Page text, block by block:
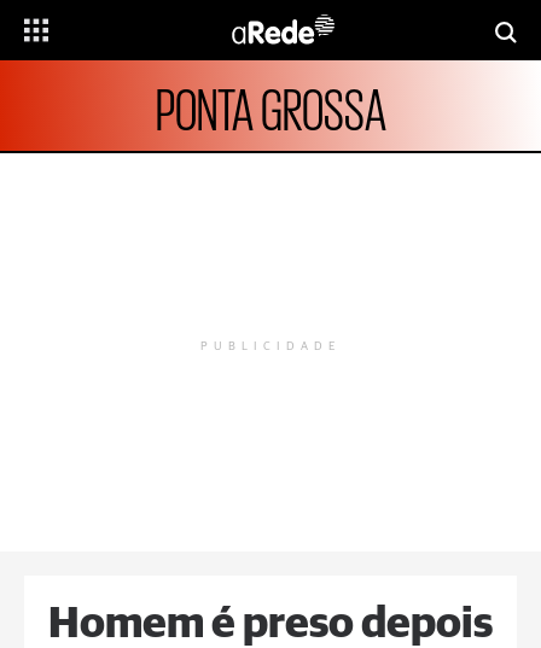
PONTA GROSSA
PUBLICIDADE
Homem é preso depois